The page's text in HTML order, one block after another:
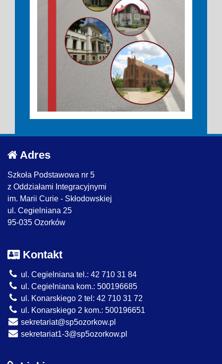
Adres
Szkoła Podstawowa nr 5
z Oddziałami Integracyjnymi
im. Marii Curie - Skłodowskiej
ul. Cegielniana 25
95-035 Ozorków
Kontakt
ul. Cegielniana tel.: 42 710 31 84
ul. Cegielniana kom.: 500196685
ul. Konarskiego 2 tel: 42 710 31 72
ul. Konarskiego 2 kom.: 500196651
sekretariat@sp5ozorkow.pl
sekretariat1-3@sp5ozorkow.pl